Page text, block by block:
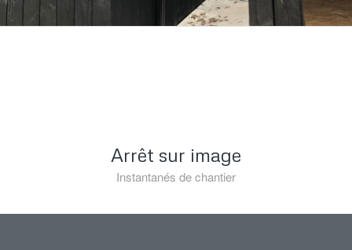
Arrêt sur image
Instantanés de chantier